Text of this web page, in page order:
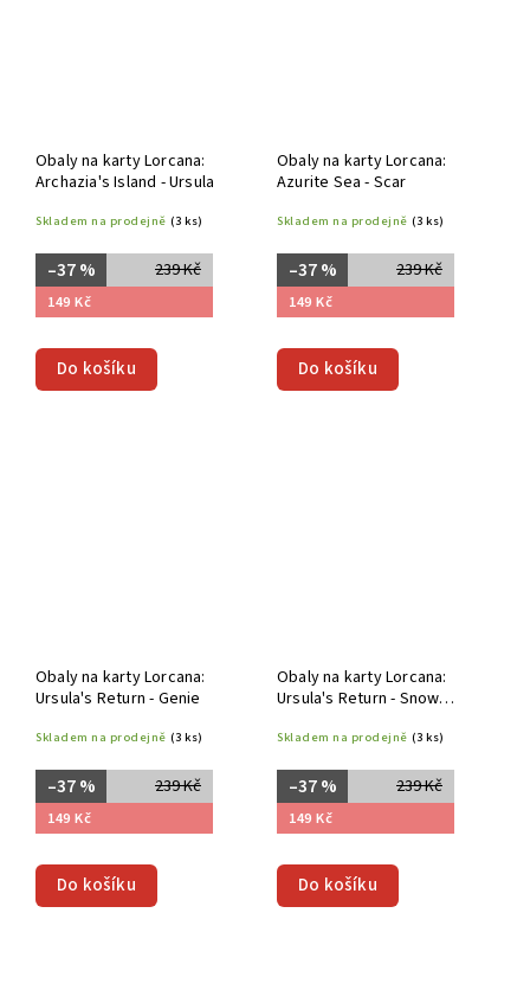
Obaly na karty Lorcana:
Archazia's Island - Ursula
Skladem na prodejně (3 ks)
239 Kč
–37 %
149 Kč
Do košíku
Obaly na karty Lorcana:
Azurite Sea - Scar
Skladem na prodejně (3 ks)
239 Kč
–37 %
149 Kč
Do košíku
Obaly na karty Lorcana:
Ursula's Return - Genie
Skladem na prodejně (3 ks)
239 Kč
–37 %
149 Kč
Do košíku
Obaly na karty Lorcana:
Ursula's Return - Snow
Skladem na prodejně (3 ks)
239 Kč
–37 %
149 Kč
Do košíku